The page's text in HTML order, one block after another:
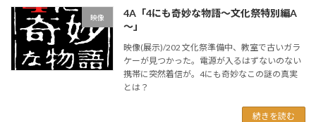
映像
4A「4にも奇妙な物語～文化祭特別編A
～」
映像(展示)/202 文化祭準備中、教室で古いガラ
ケーが見つかった。電源が入るはずないのない
携帯に突然着信が。4にも奇妙なこの謎の真実
とは？
続きを読む